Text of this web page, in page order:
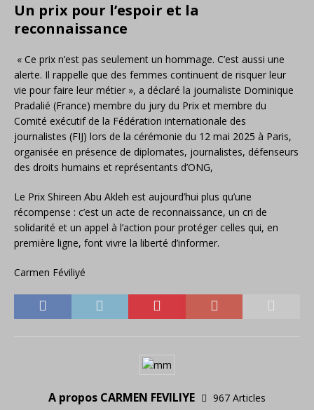
Un prix pour l’espoir et la
reconnaissance
« Ce prix n’est pas seulement un hommage. C’est aussi une
alerte. Il rappelle que des femmes continuent de risquer leur
vie pour faire leur métier », a déclaré la journaliste Dominique
Pradalié (France) membre du jury du Prix et membre du
Comité exécutif de la Fédération internationale des
journalistes (FIJ) lors de la cérémonie du 12 mai 2025 à Paris,
organisée en présence de diplomates, journalistes, défenseurs
des droits humains et représentants d’ONG,
Le Prix Shireen Abu Akleh est aujourd’hui plus qu’une
récompense : c’est un acte de reconnaissance, un cri de
solidarité et un appel à l’action pour protéger celles qui, en
première ligne, font vivre la liberté d’informer.
Carmen Féviliyé
A propos CARMEN FEVILIYE
967 Articles